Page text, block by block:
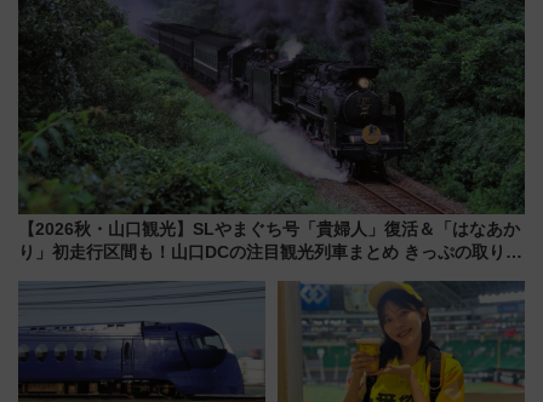
【2026秋・山口観光】SLやまぐち号「貴婦人」復活＆「はなあか
り」初走行区間も！山口DCの注目観光列車まとめ きっぷの取り方